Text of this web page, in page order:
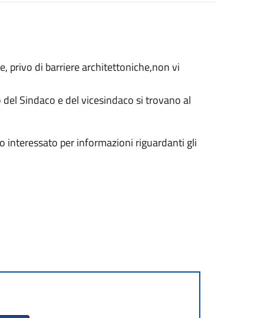
privo di barriere architettoniche,non vi
Sindaco e del vicesindaco si trovano al
interessato per informazioni riguardanti gli